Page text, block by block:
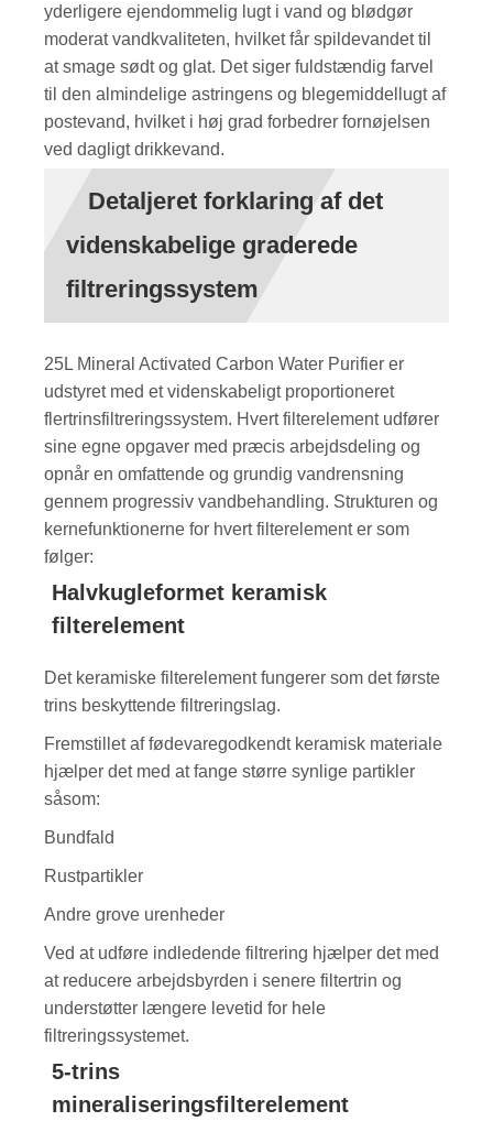
yderligere ejendommelig lugt i vand og blødgør
moderat vandkvaliteten, hvilket får spildevandet til
at smage sødt og glat. Det siger fuldstændig farvel
til den almindelige astringens og blegemiddellugt af
postevand, hvilket i høj grad forbedrer fornøjelsen
ved dagligt drikkevand.
Detaljeret forklaring af det
videnskabelige graderede
filtreringssystem
25L Mineral Activated Carbon Water Purifier er
udstyret med et videnskabeligt proportioneret
flertrinsfiltreringssystem. Hvert filterelement udfører
sine egne opgaver med præcis arbejdsdeling og
opnår en omfattende og grundig vandrensning
gennem progressiv vandbehandling. Strukturen og
kernefunktionerne for hvert filterelement er som
følger:
Halvkugleformet keramisk
filterelement
Det keramiske filterelement fungerer som det første
trins beskyttende filtreringslag.
Fremstillet af fødevaregodkendt keramisk materiale
hjælper det med at fange større synlige partikler
såsom:
Bundfald
Rustpartikler
Andre grove urenheder
Ved at udføre indledende filtrering hjælper det med
at reducere arbejdsbyrden i senere filtertrin og
understøtter længere levetid for hele
filtreringssystemet.
5-trins
mineraliseringsfilterelement